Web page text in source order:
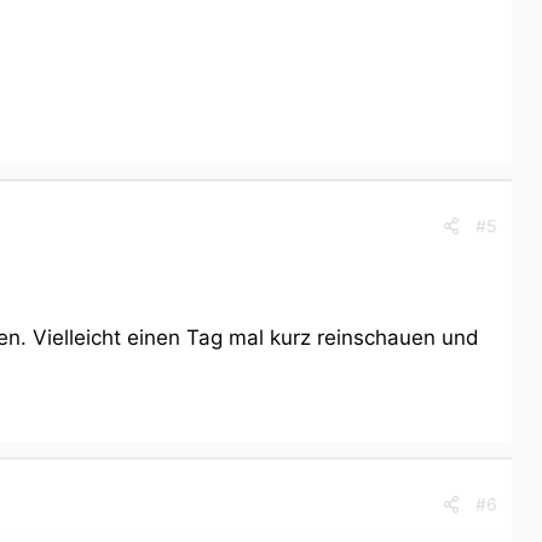
#5
Vielleicht einen Tag mal kurz reinschauen und
#6